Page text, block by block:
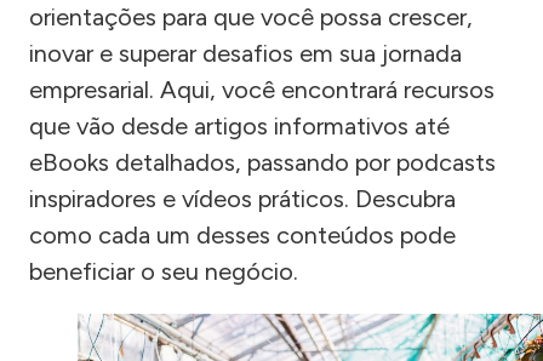
orientações para que você possa crescer,
inovar e superar desafios em sua jornada
empresarial. Aqui, você encontrará recursos
que vão desde artigos informativos até
eBooks detalhados, passando por podcasts
inspiradores e vídeos práticos. Descubra
como cada um desses conteúdos pode
beneficiar o seu negócio.